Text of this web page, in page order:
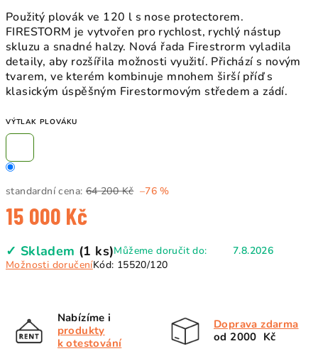
Použitý plovák ve 120 l s nose protectorem.
FIRESTORM je vytvořen pro rychlost, rychlý nástup
skluzu a snadné halzy. Nová řada Firestrorm vyladila
detaily, aby rozšířila možnosti využití. Přichází s novým
tvarem, ve kterém kombinuje mnohem širší příď s
klasickým úspěšným Firestormovým středem a zádí.
VÝTLAK PLOVÁKU
standardní cena: 64 200 Kč –76 %
15 000 Kč
cena:
✓ Skladem (1 ks)Můžeme doručit do:
7.8.2026
Možnosti doručeníKód: 15520/120
Nabízíme i
produkty
k otestování
Doprava zdarma
od 2000 Kč